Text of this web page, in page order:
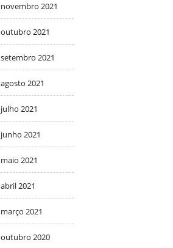
novembro 2021
outubro 2021
setembro 2021
agosto 2021
julho 2021
junho 2021
maio 2021
abril 2021
março 2021
outubro 2020